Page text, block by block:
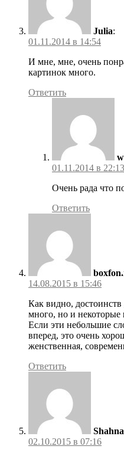
Julia:
01.11.2014 в 14:54
И мне, мне, очень
картинок много.
Ответить
01.11.2014 в 22:13
Очень рада что
Ответить
14.08.2015 в 15:46
Как видно, достоинств
много, но и
Если эти небольшие
вперед, это очень
женственная,
Ответить
02.10.2015 в 07:16